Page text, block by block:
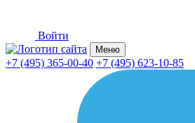
Войти
Меню
+7 (495) 365-00-40 +7 (495) 623-10-85